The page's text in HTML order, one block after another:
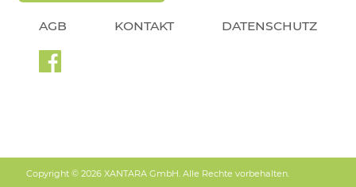
AGB KONTAKT DATENSCHUTZ
Copyright © 2026 XANTARA GmbH. Alle Rechte vorbehalten.